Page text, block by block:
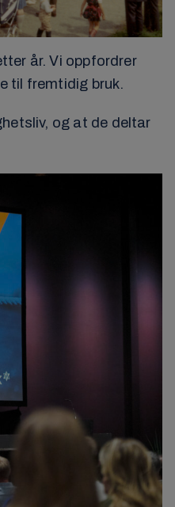
år. Vi oppfordrer
til fremtidig bruk.
og at de deltar